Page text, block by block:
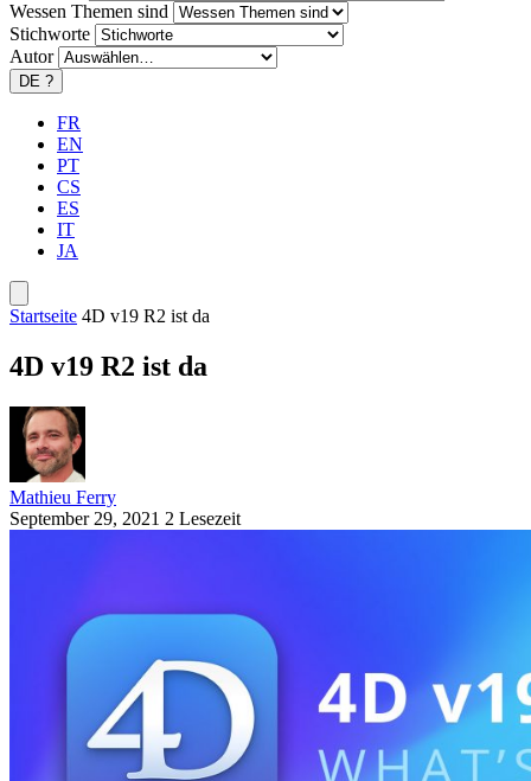
Wessen Themen sind
Stichworte
Autor
DE ?
FR
EN
PT
CS
ES
IT
JA
Startseite 4D v19 R2 ist da
4D v19 R2 ist da
Mathieu Ferry
September 29, 2021 2 Lesezeit